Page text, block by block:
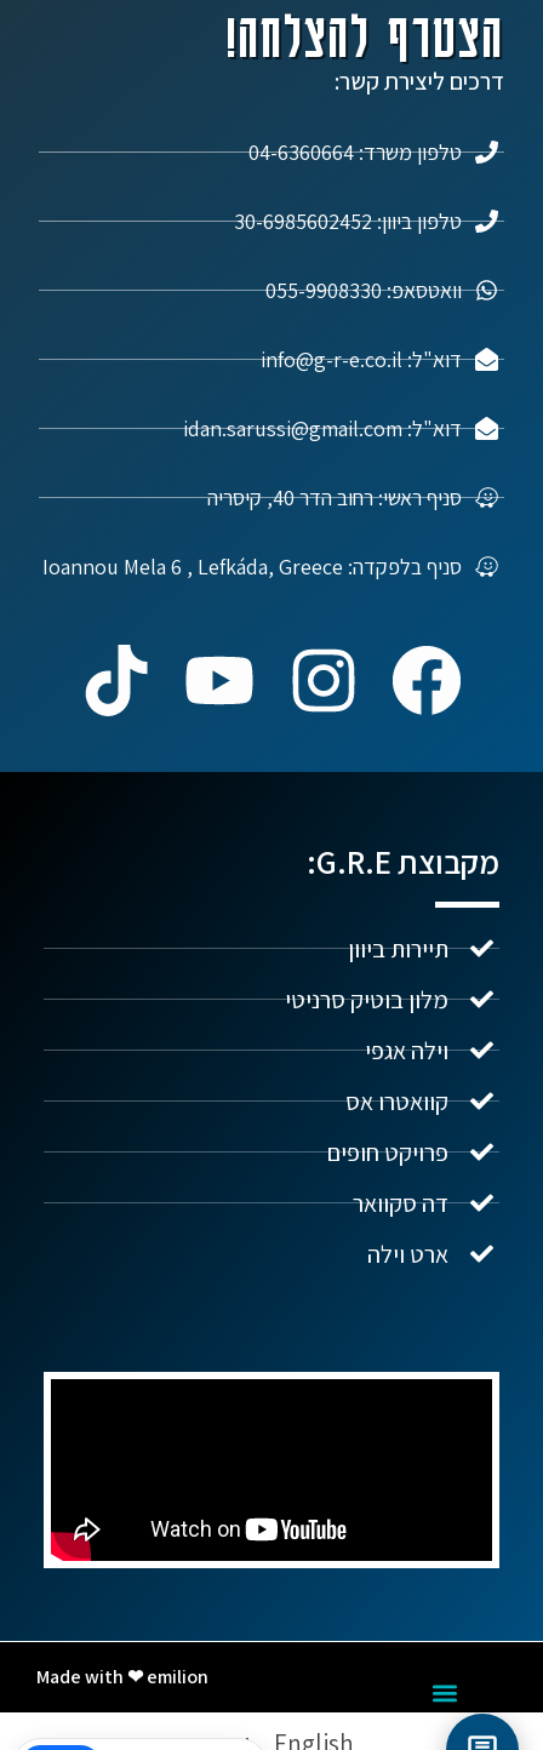
הצטרף להצלחה!
דרכים ליצירת קשר:
טלפון משרד: 04-6360664
טלפון ביוון: 30-6985602452
וואטסאפ: 055-9908330
דוא"ל: info@g-r-e.co.il
דוא"ל: idan.sarussi@gmail.com
סניף ראשי: רחוב הדר 40, קיסריה
סניף בלפקדה: Ioannou Mela 6 , Lefkáda, Greece
מקבוצת G.R.E:
תיירות ביוון
מלון בוטיק סרניטי
וילה אגפי
קוואטרו אס
פרויקט חופים
דה סקוואר
ארט וילה
Made with ❤ emilion
נדל"ן ביוון G.R.E
שלום! איך אפשר לעזור?